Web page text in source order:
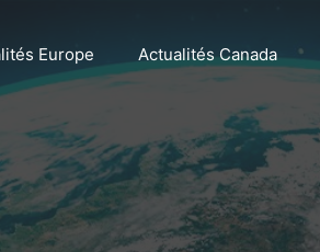
Europe Actualités Canada